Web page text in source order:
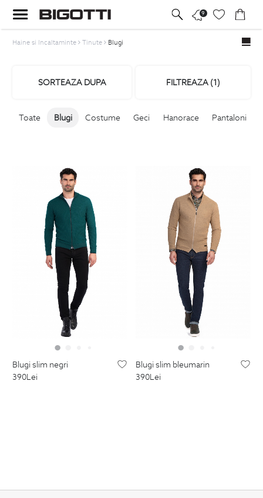
9
SORTEAZA DUPA FILTREAZA (1)
Haine si Incaltaminte Tinute Blugi
Toate Blugi Costume Geci Hanorace Pantaloni
blugi slim negri
390Lei
blugi slim bleumarin
390Lei